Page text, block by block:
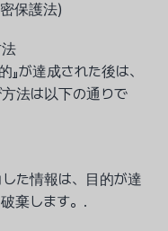
保護法)
が達成された後は、
法は以下の通りで
た情報は、目的が達
棄します。.